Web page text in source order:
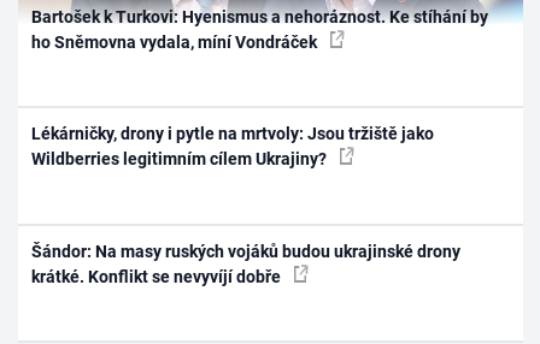
Bartošek k Turkovi: Hyenismus a nehoráznost. Ke stíhání by
ho Sněmovna vydala, míní Vondráček
Lékárničky, drony i pytle na mrtvoly: Jsou tržiště jako
Wildberries legitimním cílem Ukrajiny?
Šándor: Na masy ruských vojáků budou ukrajinské drony
krátké. Konflikt se nevyvíjí dobře